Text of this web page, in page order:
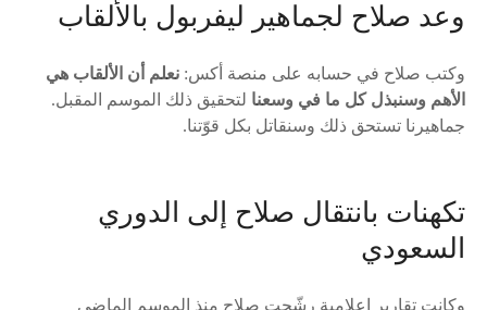
وعد صلاح لجماهير ليفربول بالألقاب
وكتب صلاح في حسابه على منصة أكس: نعلم أن الألقاب هي
الأهم وسنبذل كل ما في وسعنا لتحقيق ذلك الموسم المقبل.
جماهيرنا تستحق ذلك وسنقاتل بكل قوّتنا.
تكهنات بانتقال صلاح إلى الدوري
السعودي
وكانت تقارير إعلامية رشّحت صلاح منذ الموسم الماضي